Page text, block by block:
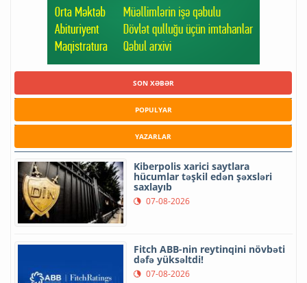
SON XƏBƏR
POPULYAR
YAZARLAR
Kiberpolis xarici saytlara
hücumlar təşkil edən şəxsləri
saxlayıb
07-08-2026
Fitch ABB-nin reytinqini növbəti
dəfə yüksəltdi!
07-08-2026